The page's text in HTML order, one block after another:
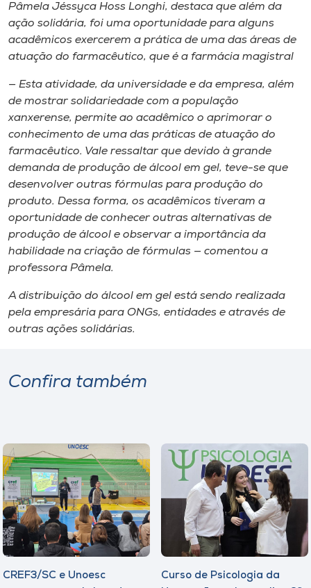
Pâmela Jéssyca Hoss Longhi, destaca que além da
ação solidária, foi uma oportunidade para alguns
acadêmicos exercerem a prática de uma das áreas de
atuação do farmacêutico, que é a farmácia magistral
— Esta atividade, da universidade e da empresa, além
de mostrar solidariedade com a população
xanxerense, permite ao acadêmico o aprimorar o
conhecimento de uma das práticas de atuação do
farmacêutico. Vale ressaltar que devido à grande
demanda de produção de álcool em gel, teve-se que
desenvolver outras fórmulas para produção do
produto. Dessa forma, os acadêmicos tiveram a
oportunidade de conhecer outras alternativas de
produção de álcool e observar a importância da
habilidade na criação de fórmulas — comentou a
professora Pâmela.
A distribuição do álcool em gel está sendo realizada
pela empresária para ONGs, entidades e através de
outras ações solidárias.
Confira também
CREF3/SC e Unoesc
Curso de Psicologia da